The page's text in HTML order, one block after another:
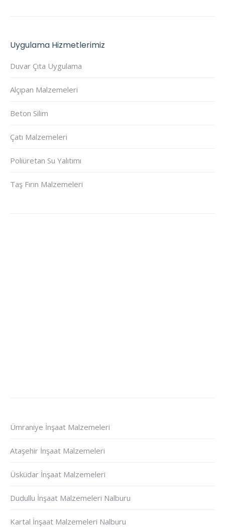
Uygulama Hizmetlerimiz
Duvar Çıta Uygulama
Alçıpan Malzemeleri
Beton Silim
Çatı Malzemeleri
Poliüretan Su Yalıtımı
Taş Fırın Malzemeleri
Ümraniye İnşaat Malzemeleri
Ataşehir İnşaat Malzemeleri
Üsküdar İnşaat Malzemeleri
Dudullu İnşaat Malzemeleri Nalburu
Kartal İnşaat Malzemeleri Nalburu